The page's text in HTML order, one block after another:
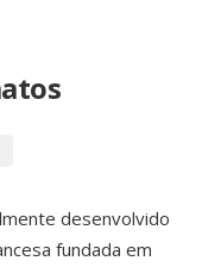
desenvolvido
fundada em